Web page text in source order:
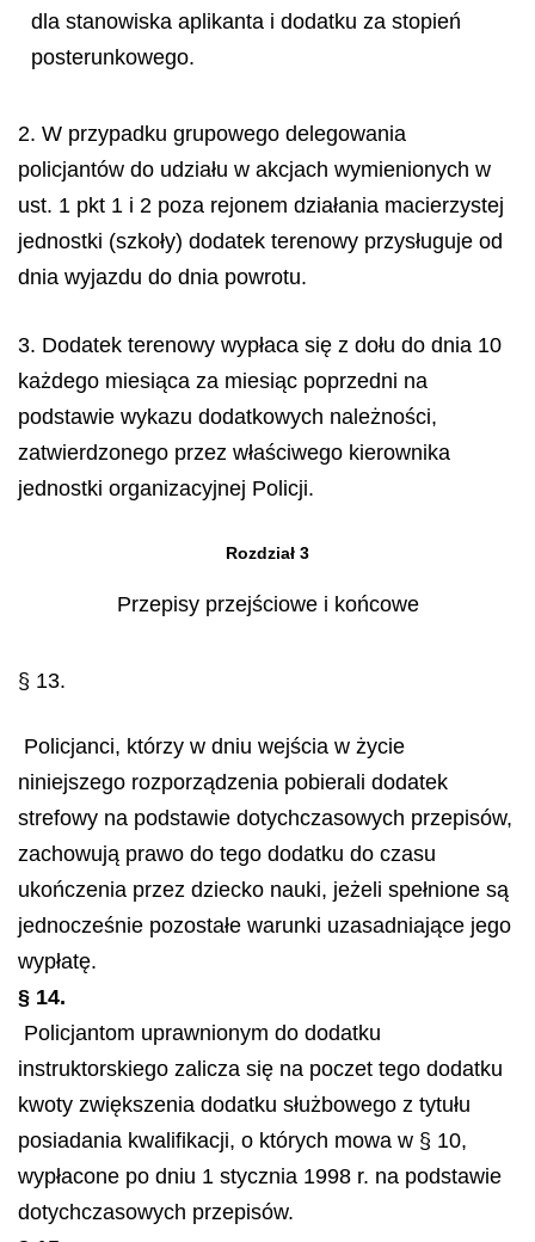
dla stanowiska aplikanta i dodatku za stopień
posterunkowego.
2. W przypadku grupowego delegowania
policjantów do udziału w akcjach wymienionych w
ust. 1 pkt 1 i 2 poza rejonem działania macierzystej
jednostki (szkoły) dodatek terenowy przysługuje od
dnia wyjazdu do dnia powrotu.
3. Dodatek terenowy wypłaca się z dołu do dnia 10
każdego miesiąca za miesiąc poprzedni na
podstawie wykazu dodatkowych należności,
zatwierdzonego przez właściwego kierownika
jednostki organizacyjnej Policji.
Rozdział 3
Przepisy przejściowe i końcowe
§ 13.
Policjanci, którzy w dniu wejścia w życie
niniejszego rozporządzenia pobierali dodatek
strefowy na podstawie dotychczasowych przepisów,
zachowują prawo do tego dodatku do czasu
ukończenia przez dziecko nauki, jeżeli spełnione są
jednocześnie pozostałe warunki uzasadniające jego
wypłatę.
§ 14.
Policjantom uprawnionym do dodatku
instruktorskiego zalicza się na poczet tego dodatku
kwoty zwiększenia dodatku służbowego z tytułu
posiadania kwalifikacji, o których mowa w § 10,
wypłacone po dniu 1 stycznia 1998 r. na podstawie
dotychczasowych przepisów.